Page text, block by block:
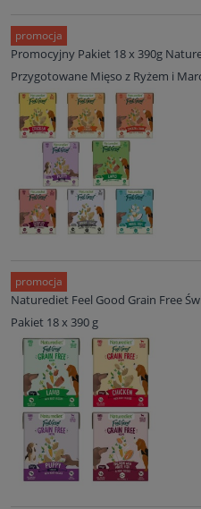
Promocyjny Pakiet 18 x 390g
Przygotowane Mięso z Ryżem i
promocja
Naturediet Feel Good Grain Free
Pakiet 18 x 390 g
promocja